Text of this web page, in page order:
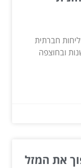
חברתית
ובחוצפה
את המזל